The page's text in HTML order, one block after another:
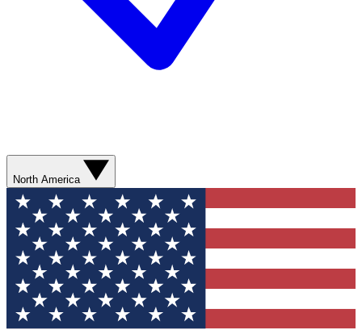
North America